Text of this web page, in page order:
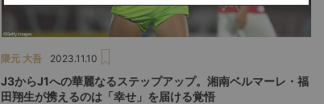
隈元 大吾 2023.11.10
J3からJ1への華麗なるステップアップ。湘南ベルマーレ・福
田翔生が携えるのは「幸せ」を届ける覚悟